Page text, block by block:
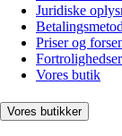
Juridiske
Priser og
Vores butik
Vores butikker